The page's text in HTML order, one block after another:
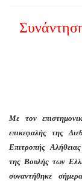
Με τον
επικεφαλής της
Επιτροπής
της Βουλής των
συναντήθηκε